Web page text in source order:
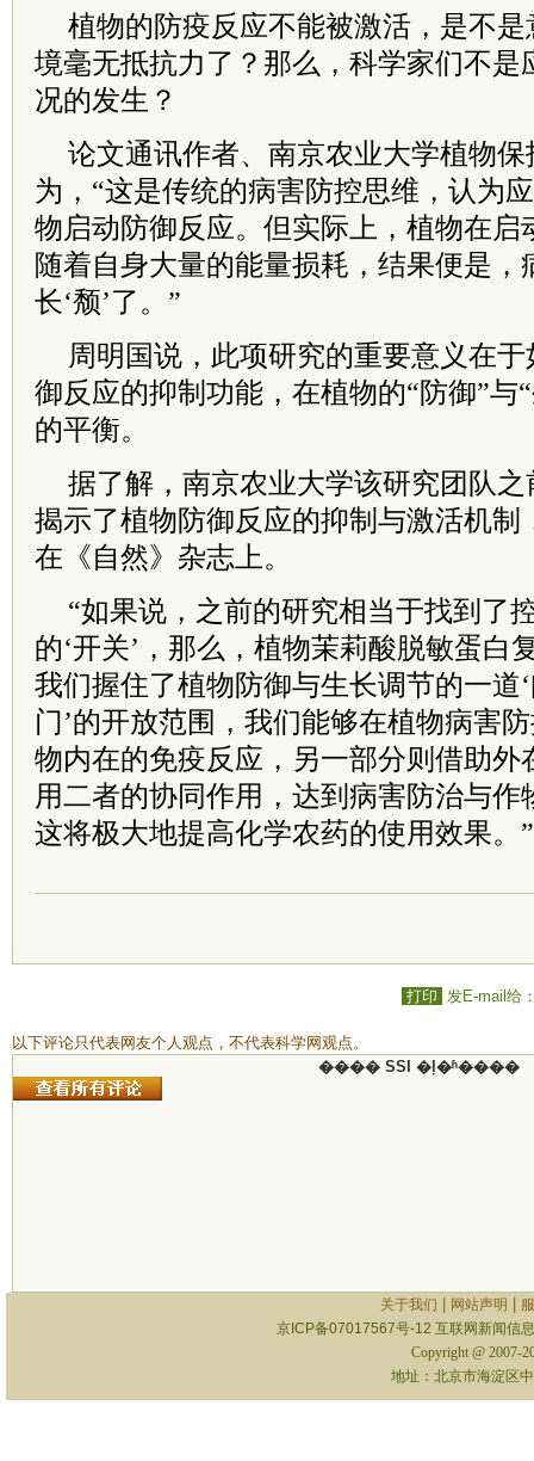
植物的防疫反应不能被激活，是不
境毫无抵抗力了？那么，科学家们不是
况的发生？
论文通讯作者、南京农业大学植物
为，“这是传统的病害防控思维，认为
物启动防御反应。但实际上，植物在启
随着自身大量的能量损耗，结果便是，
长‘颓’了。”
周明国说，此项研究的重要意义在
御反应的抑制功能，在植物的“防御”与
的平衡。
据了解，南京农业大学该研究团队
揭示了植物防御反应的抑制与激活机制
在《自然》杂志上。
“如果说，之前的研究相当于找到了
的‘开关’，那么，植物茉莉酸脱敏蛋白
我们握住了植物防御与生长调节的一道
门’的开放范围，我们能够在植物病害
物内在的免疫反应，另一部分则借助外
用二者的协同作用，达到病害防治与作
这将极大地提高化学农药的使用效果。
打印 发E-mail给
以下评论只代表网友个人观点，不代表科学网观点。
���� SSI �ļ�ʱ����
关于我们 网站声明
京ICP备07017567号-12 互联网新闻信
Copyright @ 2007-
地址：北京市海淀区